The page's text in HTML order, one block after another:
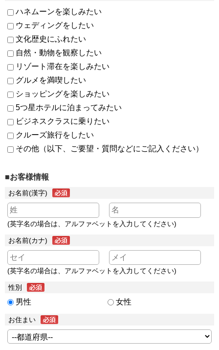
ハネムーンを楽しみたい
ウェディングをしたい
文化歴史にふれたい
自然・動物を観察したい
リゾート滞在を楽しみたい
グルメを満喫したい
ショッピングを楽しみたい
5つ星ホテルに泊まってみたい
ビジネスクラスに乗りたい
クルーズ旅行をしたい
その他（以下、ご要望・質問などにご記入ください）
■お客様情報
お名前(漢字)
(英字名の場合は、アルファベットを入力してください)
お名前(カナ)
(英字名の場合は、アルファベットを入力してください)
性別
男性 女性
お住まい